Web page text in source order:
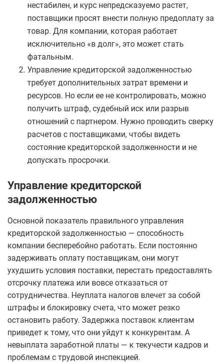
нестабилен, и курс непредсказуемо растет,
поставщики просят внести полную предоплату за
товар. Для компании, которая работает
исключительно «в долг», это может стать
фатальным.
Управление кредиторской задолженностью
требует дополнительных затрат времени и
ресурсов. Но если ее не контролировать, можно
получить штраф, судебный иск или разрыв
отношений с партнером. Нужно проводить сверку
расчетов с поставщиками, чтобы видеть
состояние кредиторской задолженности и не
допускать просрочки.
Управление кредиторской
задолженностью
Основной показатель правильного управления
кредиторской задолженностью — способность
компании бесперебойно работать. Если постоянно
задерживать оплату поставщикам, они могут
ухудшить условия поставки, перестать предоставлять
отсрочку платежа или вовсе отказаться от
сотрудничества. Неуплата налогов влечет за собой
штрафы и блокировку счета, что может резко
остановить работу. Задержка поставок клиентам
приведет к тому, что они уйдут к конкурентам. А
невыплата заработной платы — к текучести кадров и
проблемам с трудовой инспекцией.